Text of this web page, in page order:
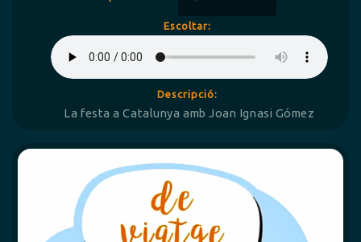
Escoltar:
Descripció:
La festa a Catalunya amb Joan Ignasi Gómez